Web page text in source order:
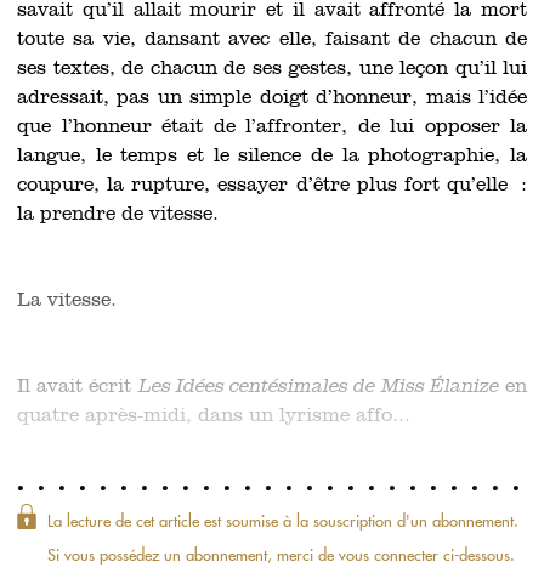
savait qu’il allait mourir et il avait affronté la mort
toute sa vie, dansant avec elle, faisant de chacun de
ses textes, de chacun de ses gestes, une leçon qu’il lui
adressait, pas un simple doigt d’honneur, mais l’idée
que l’honneur était de l’affronter, de lui opposer la
langue, le temps et le silence de la photographie, la
coupure, la rupture, essayer d’être plus fort qu’elle :
la prendre de vitesse.
La vitesse.
Il avait écritLes Idées centésimales de Miss Élanizeen
quatre après-midi, dans un lyrisme affo...
La lecture de cet article est soumise à la souscription d'un abonnement.
Si vous possédez un abonnement, merci de vous connecter ci-dessous.